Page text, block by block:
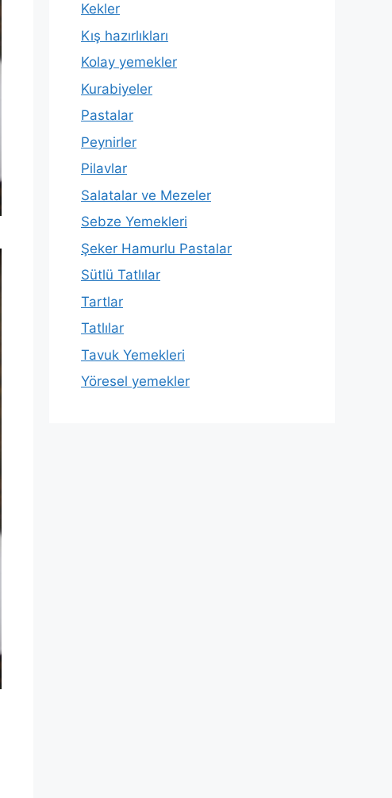
Kekler
Kış hazırlıkları
Kolay yemekler
Kurabiyeler
Pastalar
Peynirler
Pilavlar
Salatalar ve Mezeler
Sebze Yemekleri
Şeker Hamurlu Pastalar
Sütlü Tatlılar
Tartlar
Tatlılar
Tavuk Yemekleri
Yöresel yemekler